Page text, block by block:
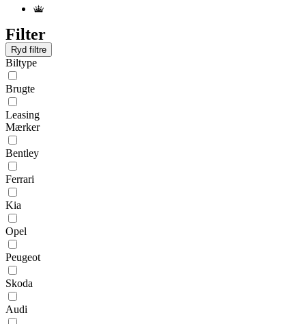
Filter
Ryd filtre
Biltype
Brugte
Leasing
Mærker
Bentley
Ferrari
Kia
Opel
Peugeot
Skoda
Audi